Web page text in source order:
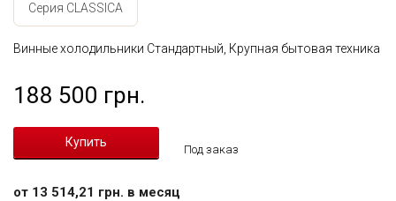
Серия CLASSICA
Винные холодильники Стандартный, Крупная бытовая техника
188 500 грн.
Под заказ
от 13 514,21 грн. в месяц